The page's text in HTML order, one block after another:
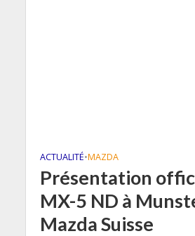
ACTUALITÉ•MAZDA
Présentation
MX-5 ND à
Mazda Suisse